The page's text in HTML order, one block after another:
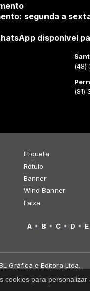
segunda a
disponível
(48)
(81)
Etiqueta
Rótulo
Banner
Wind Banner
Faixa
A B C D E
Gráfica e Editora Ltda.
cookies para